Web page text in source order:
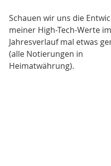
Schauen wir uns die
meiner High-Tech-Werte im
Jahresverlauf mal etwas
(alle Notierungen in
Heimatwährung).